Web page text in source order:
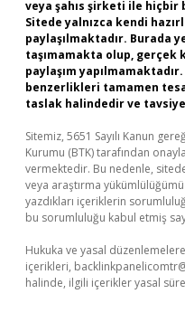
veya şahıs şirketi ile hiçbir
Sitede yalnızca kendi
paylaşılmaktadır. Burada
taşımamakta olup, gerçek
paylaşım
benzerlikleri tamamen
taslak halindedir ve
Sitemiz, 5651 Sayılı Kanun
Kurumu (BTK) tarafından
vermektedir. Bu nedenle,
veya araştırma
yazdıkları içeriklerin
bu sorumluluğu kabul etmiş
Hukuka ve yasal
içerikleri,
halinde, ilgili içerikler yasal